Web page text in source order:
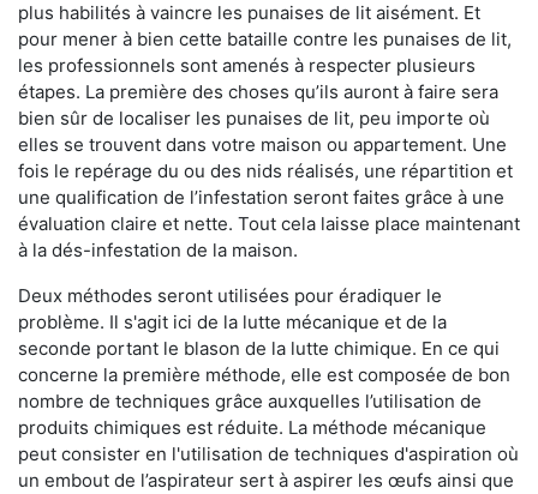
plus habilités à vaincre les punaises de lit aisément. Et
pour mener à bien cette bataille contre les punaises de lit,
les professionnels sont amenés à respecter plusieurs
étapes. La première des choses qu’ils auront à faire sera
bien sûr de localiser les punaises de lit, peu importe où
elles se trouvent dans votre maison ou appartement. Une
fois le repérage du ou des nids réalisés, une répartition et
une qualification de l’infestation seront faites grâce à une
évaluation claire et nette. Tout cela laisse place maintenant
à la dés-infestation de la maison.
Deux méthodes seront utilisées pour éradiquer le
problème. Il s'agit ici de la lutte mécanique et de la
seconde portant le blason de la lutte chimique. En ce qui
concerne la première méthode, elle est composée de bon
nombre de techniques grâce auxquelles l’utilisation de
produits chimiques est réduite. La méthode mécanique
peut consister en l'utilisation de techniques d'aspiration où
un embout de l’aspirateur sert à aspirer les œufs ainsi que